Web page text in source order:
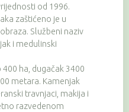
od 1996.
zaštićeno je u
Službeni naziv
i medulinski
ha, dugačak 3400
metara. Kamenjak
travnjaci, makija i
razvedenom